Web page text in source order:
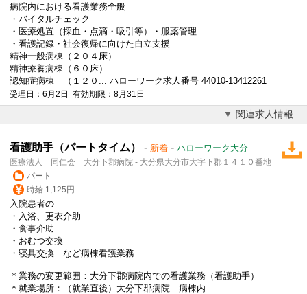
病院内における看護業務全般
・バイタルチェック
・医療処置（採血・点滴・吸引等）・服薬管理
・看護記録・社会復帰に向けた自立支援
精神一般病棟（２０４床）
精神療養病棟（６０床）
認知症病棟 （１２０... ハローワーク求人番号 44010-13412261
受理日：6月2日 有効期限：8月31日
関連求人情報
看護助手（パートタイム） - 新着 - ハローワーク大分
医療法人 同仁会 大分下郡病院 - 大分県大分市大字下郡１４１０番地
パート
時給 1,125円
入院患者の
・入浴、更衣介助
・食事介助
・おむつ交換
・寝具交換 など病棟看護業務
＊業務の変更範囲： 大分下郡病院内での看護業務（看護助手）
＊就業場所：（就業直後） 大分下郡病院 病棟内